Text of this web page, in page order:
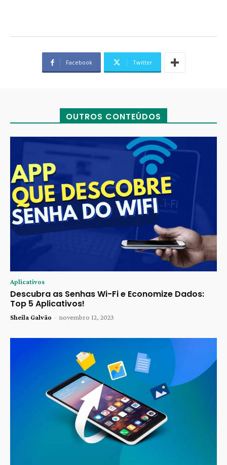
Facebook Twitter
OUTROS CONTEÚDOS
Aplicativos
Descubra as Senhas Wi-Fi e Economize Dados:
Top 5 Aplicativos!
Sheila Galvão - novembro 12, 2023